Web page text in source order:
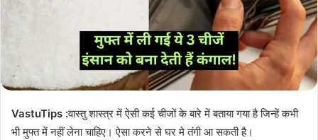
VastuTips :वास्तु शास्त्र में ऐसी कई चीजों के बारे में बताया गया है जिन्हें कभी
भी मुफ्त में नहीं लेना चाहिए। ऐसा करने से घर मे तंगी आ सकती है।